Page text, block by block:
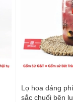
Lọ hoa dáng
sắc chuối bên lu